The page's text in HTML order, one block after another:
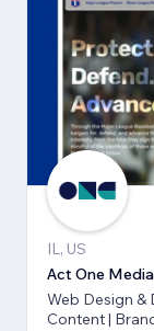
IL, US
Act One Media
Web Design &
Content |